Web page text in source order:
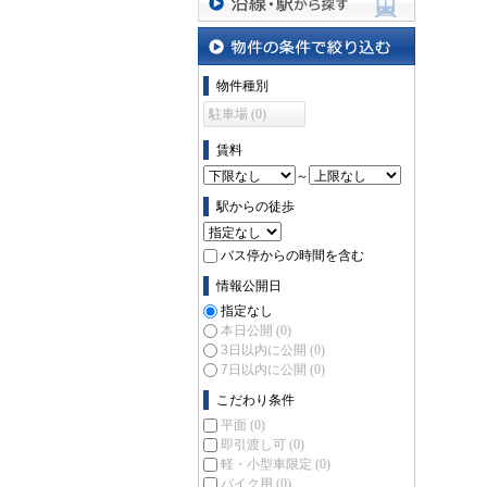
沿線・駅から探す
物件の条件で絞り込む
物件種別
駐車場 (0)
賃料
～
駅からの徒歩
バス停からの時間を含む
情報公開日
指定なし
本日公開 (0)
3日以内に公開 (0)
7日以内に公開 (0)
こだわり条件
平面 (0)
即引渡し可 (0)
軽・小型車限定 (0)
バイク用 (0)